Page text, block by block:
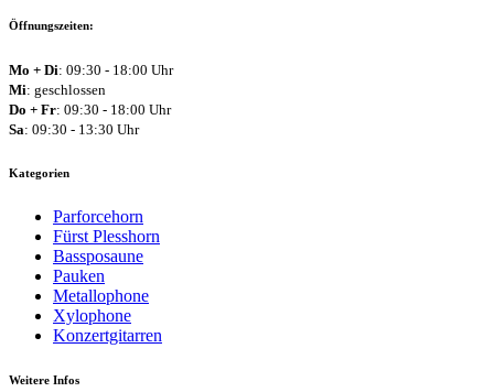
Öffnungszeiten:
Mo + Di: 09:30 - 18:00 Uhr
Mi: geschlossen
Do + Fr: 09:30 - 18:00 Uhr
Sa: 09:30 - 13:30 Uhr
Kategorien
Parforcehorn
Fürst Plesshorn
Bassposaune
Pauken
Metallophone
Xylophone
Konzertgitarren
Weitere Infos